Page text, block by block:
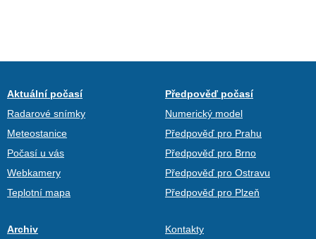
Aktuální počasí
Radarové snímky
Meteostanice
Počasí u vás
Webkamery
Teplotní mapa
Předpověď počasí
Numerický model
Předpověď pro Prahu
Předpověď pro Brno
Předpověď pro Ostravu
Předpověď pro Plzeň
Archiv Kontakty